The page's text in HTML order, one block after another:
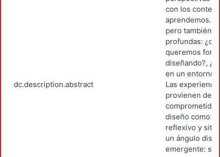
dc.description.abstract
con los
aprendemos.
pero también
profundas:
queremos
diseñando?,
en un entorno
Las
provienen de
diseño como
reflexivo y
un ángulo
emergente: